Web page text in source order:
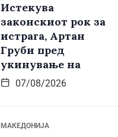
Истекува
законскиот рок за
истрага, Артан
Груби пред
укинување на
07/08/2026
МАКЕДОНИЈА